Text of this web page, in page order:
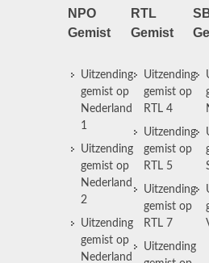
NPO
Gemist
Uitzending
gemist op
Nederland
1
Uitzending
gemist op
Nederland
2
Uitzending
gemist op
Nederland
RTL
Gemist
Uitzending
gemist op
RTL 4
Uitzending
gemist op
RTL 5
Uitzending
gemist op
RTL 7
Uitzending